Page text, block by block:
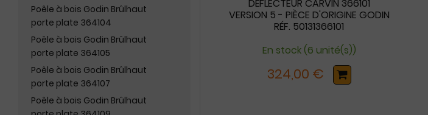
Poêle à bois Godin Brûlhaut
porte plate 364104
Poêle à bois Godin Brûlhaut
porte plate 364105
Poêle à bois Godin Brûlhaut
porte plate 364107
Poêle à bois Godin Brûlhaut
DÉFLECTEUR CARVIN 366101
VERSION 5 - PIÈCE D'ORIGINE GODIN
RÉF. 50131366101
En stock (6 unité(s))
324,00 €